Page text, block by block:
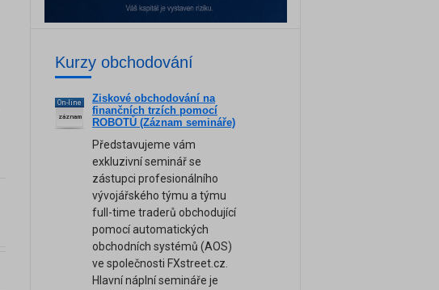
Kurzy obchodování
On-line
záznam
Ziskové obchodování na
finančních trzích pomocí
ROBOTŮ (Záznam semináře)
Představujeme vám
exkluzivní seminář se
zástupci profesionálního
vývojářského týmu a týmu
full-time traderů obchodující
pomocí automatických
obchodních systémů (AOS)
ve společnosti FXstreet.cz.
Hlavní náplní semináře je